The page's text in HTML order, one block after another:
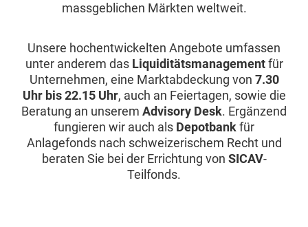
massgeblichen Märkten weltweit.
Unsere hochentwickelten Angebote umfassen
unter anderem das Liquiditätsmanagementfür
Unternehmen, eine Marktabdeckung von 7.30
Uhr bis 22.15 Uhr, auch an Feiertagen, sowie die
Beratung an unserem Advisory Desk. Ergänzend
fungieren wir auch als Depotbankfür
Anlagefonds nach schweizerischem Recht und
beraten Sie bei der Errichtung von SICAV-
Teilfonds.